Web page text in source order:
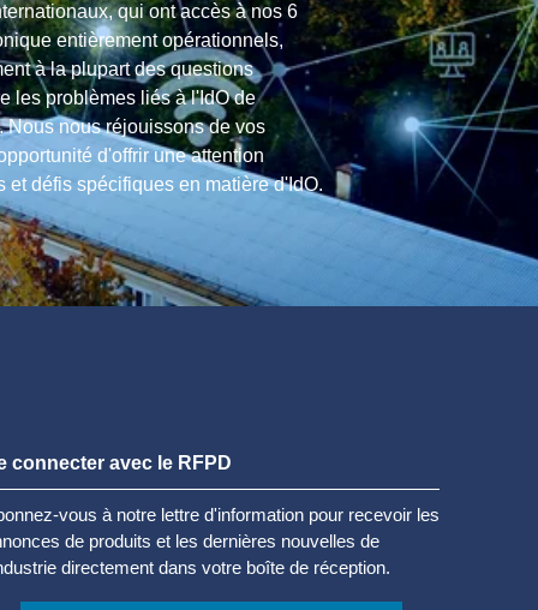
qui ont accès à nos 6
entièrement opérationnels,
à la plupart des questions
les problèmes liés à l'IdO de
Nous nous réjouissons de vos
d'offrir une attention
et défis spécifiques en matière d'IdO.
connecter avec le RFPD
vous à notre lettre d'information pour recevoir les
de produits et les dernières nouvelles de
directement dans votre boîte de réception.